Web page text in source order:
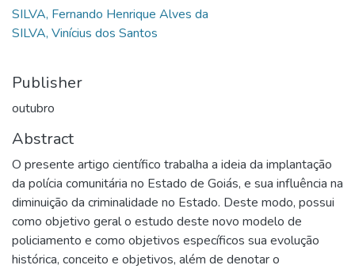
SILVA, Fernando Henrique Alves da
SILVA, Vinícius dos Santos
Publisher
outubro
Abstract
O presente artigo científico trabalha a ideia da implantação
da polícia comunitária no Estado de Goiás, e sua influência na
diminuição da criminalidade no Estado. Deste modo, possui
como objetivo geral o estudo deste novo modelo de
policiamento e como objetivos específicos sua evolução
histórica, conceito e objetivos, além de denotar o